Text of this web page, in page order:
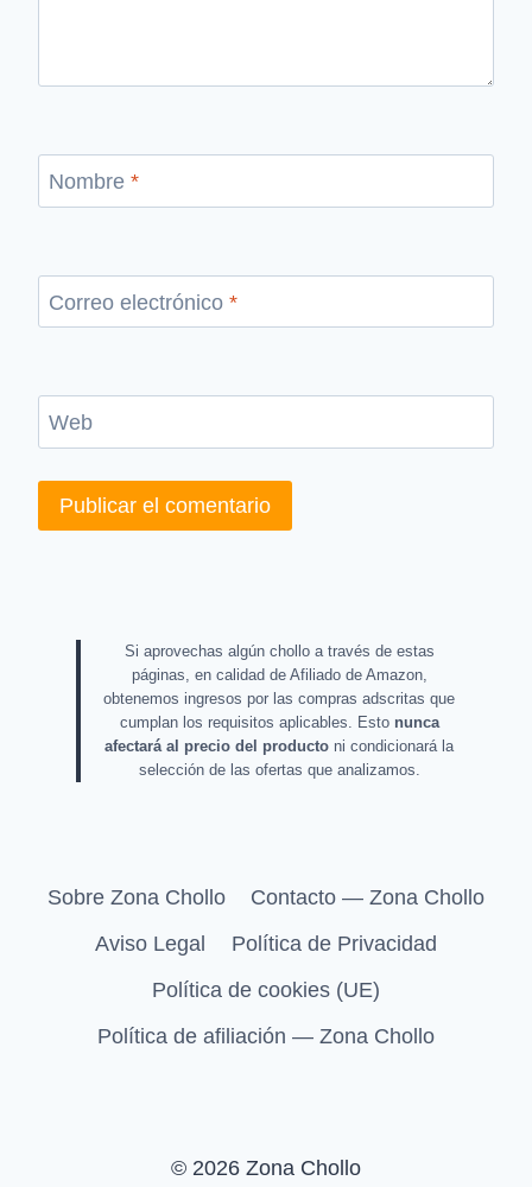
Nombre *
Correo electrónico *
Web
Si aprovechas algún chollo a través de estas
páginas, en calidad de Afiliado de Amazon,
obtenemos ingresos por las compras adscritas que
cumplan los requisitos aplicables. Esto nunca
afectará al precio del producto ni condicionará la
selección de las ofertas que analizamos.
Sobre Zona Chollo
Contacto — Zona Chollo
Aviso Legal
Política de Privacidad
Política de cookies (UE)
Política de afiliación — Zona Chollo
© 2026 Zona Chollo